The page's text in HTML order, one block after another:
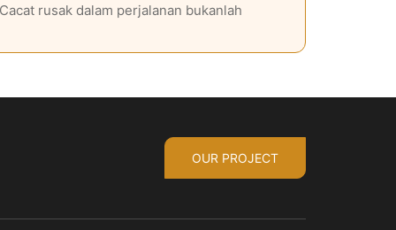
rusak dalam perjalanan bukanlah
OUR PROJECT